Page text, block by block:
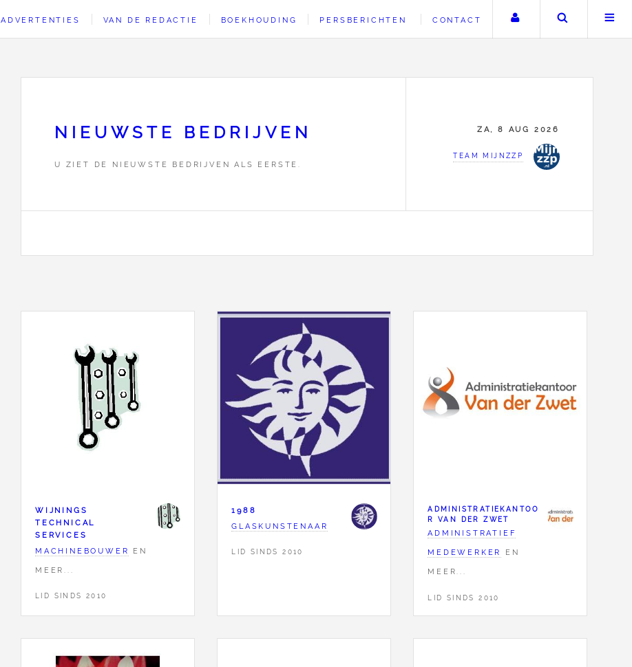
ADVERTENTIES VAN DE REDACTIE BOEKHOUDING PERSBERICHTEN CONTACT Uw accountZoeken
NIEUWSTE BEDRIJVEN
U ZIET DE NIEUWSTE BEDRIJVEN ALS EERSTE.
ZA, 8 AUG 2026
TEAM MIJNZZP
WIJNINGS
TECHNICAL
SERVICES
MACHINEBOUWER
EN
MEER...
LID SINDS 2010
1988
GLASKUNSTENAAR
LID SINDS 2010
ADMINISTRATIEKANTOO
R VAN DER ZWET
ADMINISTRATIEF
MEDEWERKER
EN
MEER...
LID SINDS 2010